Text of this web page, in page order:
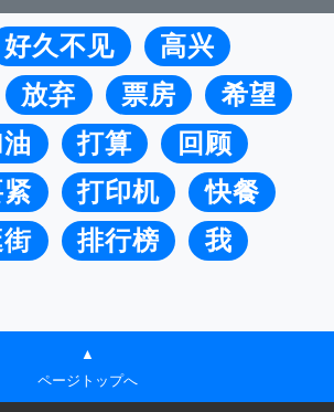
好久不见
高兴
放弃 票房
希望
打算
回顾
打印机
快餐
排行榜
我
▲
ページトップへ